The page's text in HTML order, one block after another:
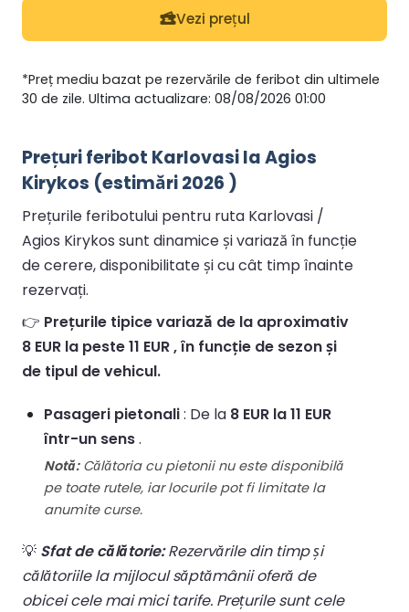
Vezi prețul
*Preț mediu bazat pe rezervările de feribot din ultimele
30 de zile. Ultima actualizare: 08/08/2026 01:00
Prețuri feribot Karlovasi la Agios
Kirykos (estimări 2026 )
Prețurile feribotului pentru ruta Karlovasi /
Agios Kirykos sunt dinamice și variază în funcție
de cerere, disponibilitate și cu cât timp înainte
rezervați.
👉 Prețurile tipice variază de la aproximativ
8 EUR la peste 11 EUR , în funcție de sezon și
de tipul de vehicul.
Pasageri pietonali: De la 8 EUR la 11 EUR
într-un sens.
Notă:Călătoria cu pietonii nu este disponibilă
pe toate rutele, iar locurile pot fi limitate la
anumite curse.
💡 Sfat de călătorie:Rezervările din timp și
călătoriile la mijlocul săptămânii oferă de
obicei cele mai mici tarife. Prețurile sunt cele